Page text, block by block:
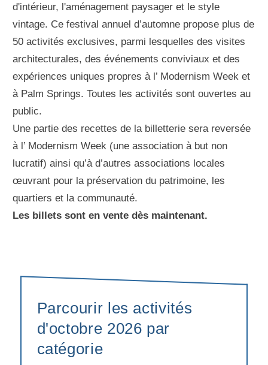
d'intérieur, l'aménagement paysager et le style
vintage. Ce festival annuel d’automne propose plus de
50 activités exclusives, parmi lesquelles des visites
architecturales, des événements conviviaux et des
expériences uniques propres à l’ Modernism Week et
à Palm Springs. Toutes les activités sont ouvertes au
public.
Une partie des recettes de la billetterie sera reversée
à l’ Modernism Week (une association à but non
lucratif) ainsi qu’à d’autres associations locales
œuvrant pour la préservation du patrimoine, les
quartiers et la communauté.
Les billets sont en vente dès maintenant.
Parcourir les activités
d'octobre 2026 par
catégorie